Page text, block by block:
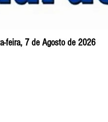
feira, 7 de Agosto de 2026